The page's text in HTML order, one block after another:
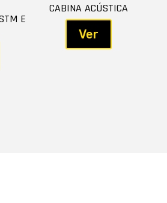
E
CABINA ACÚSTICA
Ver